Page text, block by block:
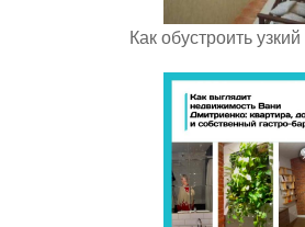
Как обустроить